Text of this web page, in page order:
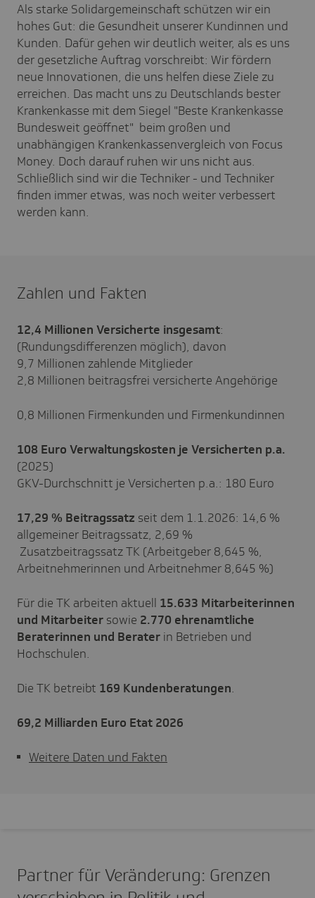
Als starke Solidargemeinschaft schützen wir ein
hohes Gut: die Gesundheit unserer Kundinnen und
Kunden. Dafür gehen wir deutlich weiter, als es uns
der gesetzliche Auftrag vorschreibt: Wir fördern
neue Innovationen, die uns helfen diese Ziele zu
erreichen. Das macht uns zu Deutschlands bester
Krankenkasse mit dem Siegel "Beste Krankenkasse
Bundesweit geöffnet" beim großen und
unabhängigen Krankenkassenvergleich von Focus
Money. Doch darauf ruhen wir uns nicht aus.
Schließlich sind wir die Techniker - und Techniker
finden immer etwas, was noch weiter verbessert
werden kann.
Zahlen und Fakten
12,4 Millionen Versicherte insgesamt:
(Rundungsdifferenzen möglich), davon
9,7 Millionen zahlende Mitglieder
2,8 Millionen beitragsfrei versicherte Angehörige
0,8 Millionen Firmenkunden und Firmenkundinnen
108 Euro Verwaltungskosten je Versicherten p.a.
(2025)
GKV-Durchschnitt je Versicherten p.a.: 180 Euro
17,29 % Beitragssatz seit dem 1.1.2026: 14,6 %
allgemeiner Beitragssatz, 2,69 %
Zusatzbeitragssatz TK (Arbeitgeber 8,645 %,
Arbeitnehmerinnen und Arbeitnehmer 8,645 %)
Für die TK arbeiten aktuell 15.633 Mitarbeiterinnen
und Mitarbeiter sowie 2.770 ehrenamtliche
Beraterinnen und Berater in Betrieben und
Hochschulen.
Die TK betreibt 169 Kundenberatungen.
69,2 Milliarden Euro Etat 2026
Weitere Daten und Fakten
Partner für Veränderung: Grenzen